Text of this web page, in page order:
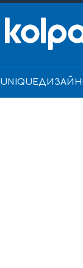
UNIQUEДИЗАЙН